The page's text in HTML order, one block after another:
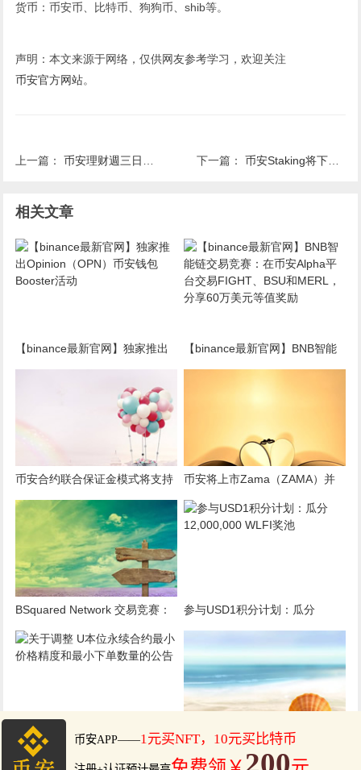
货币：币安币、比特币、狗狗币、shib等。
声明：本文来源于网络，仅供网友参考学习，欢迎关注
币安官方网站。
上一篇：币安理财週三日：新高收益特供不容错过 下一篇：币安Staking将下架EZ、TRU、VITE、ANC、MIR资产
相关文章
【binance最新官网】独家推出
【binance最新官网】BNB智能
币安合约联合保证金模式将支持
United Stables (U)
币安将上市Zama（ZAMA）并
为其添加种子标签
BSquared Network 交易竞赛：
交易 BSquared Network (B2) ，
分享20万美元等值奖励
参与USD1积分计划：瓜分
关于调整 U本位永续合约最小价
格精度和最小下单数量的公告
【binance最新官网公告】币安
杠杆将新增交易对